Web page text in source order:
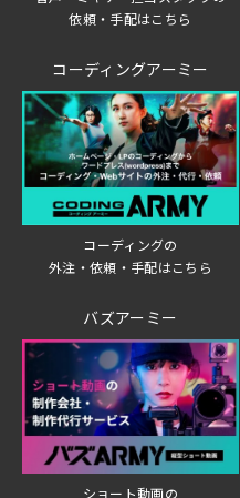
依頼・手配はこちら
コーディングアーミー
コーディングの
外注・依頼・手配はこちら
バズアーミー
ショート動画の